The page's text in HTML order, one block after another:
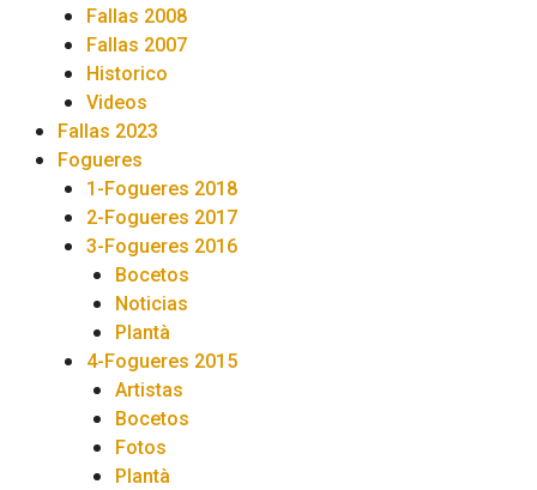
Fallas 2008
Fallas 2007
Historico
Videos
Fallas 2023
Fogueres
1-Fogueres 2018
2-Fogueres 2017
3-Fogueres 2016
Bocetos
Noticias
Plantà
4-Fogueres 2015
Artistas
Bocetos
Fotos
Plantà